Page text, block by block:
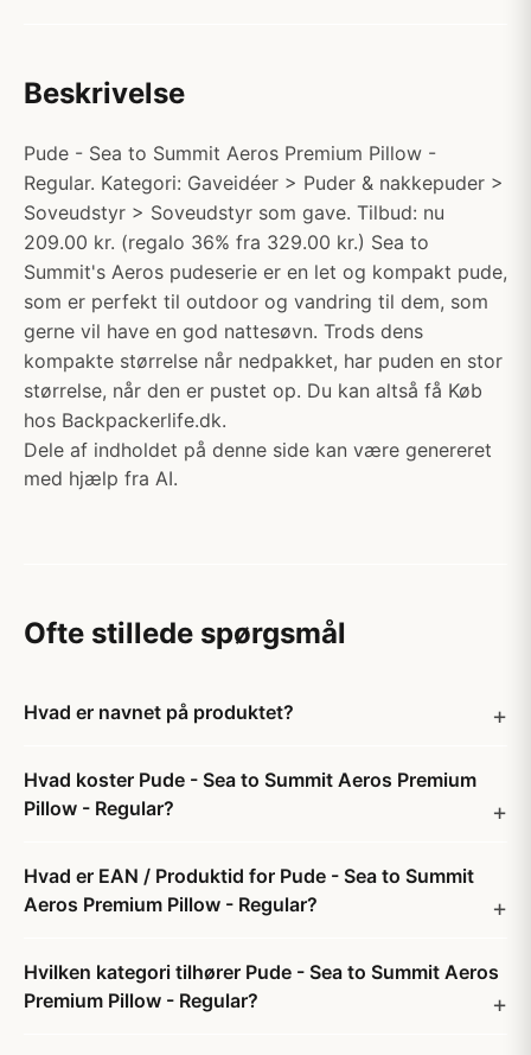
Beskrivelse
Pude - Sea to Summit Aeros Premium Pillow -
Regular. Kategori: Gaveidéer > Puder & nakkepuder >
Soveudstyr > Soveudstyr som gave. Tilbud: nu
209.00 kr. (regalo 36% fra 329.00 kr.) Sea to
Summit's Aeros pudeserie er en let og kompakt pude,
som er perfekt til outdoor og vandring til dem, som
gerne vil have en god nattesøvn. Trods dens
kompakte størrelse når nedpakket, har puden en stor
størrelse, når den er pustet op. Du kan altså få Køb
hos Backpackerlife.dk.
Dele af indholdet på denne side kan være genereret
med hjælp fra AI.
Ofte stillede spørgsmål
Hvad er navnet på produktet?
Hvad koster Pude - Sea to Summit Aeros Premium
Pillow - Regular?
Hvad er EAN / Produktid for Pude - Sea to Summit
Aeros Premium Pillow - Regular?
Hvilken kategori tilhører Pude - Sea to Summit Aeros
Premium Pillow - Regular?